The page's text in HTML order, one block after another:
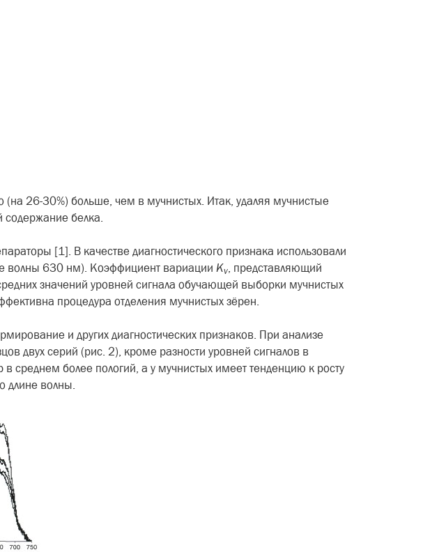
26-30%) больше, чем в мучнистых. Итак, удаляя мучнистые
содержание белка.
[1]. В качестве диагностиче­ского признака использовали
волны 630 нм). Коэффициент вариации Kv, пред­ставляющий
значений уровней сиг­нала обучающей выборки мучни­стых
процедура отделения мучнистых зёрен.
и других диагностических признаков. При анализе
двух серий (рис. 2), кроме разности уров­ней сигналов в
среднем более пологий, а у мучнистых имеет тенденцию к росту
длине волны.